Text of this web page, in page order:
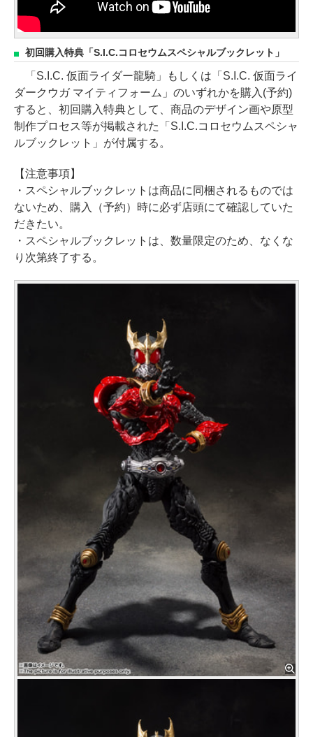
初回購入特典「S.I.C.コロセウムスペシャルブックレット」
「S.I.C. 仮面ライダー龍騎」もしくは「S.I.C. 仮面ライ
ダークウガ マイティフォーム」のいずれかを購入(予約)
すると、初回購入特典として、商品のデザイン画や原型
制作プロセス等が掲載された「S.I.C.コロセウムスペシャ
ルブックレット」が付属する。
【注意事項】
・スペシャルブックレットは商品に同梱されるものでは
ないため、購入（予約）時に必ず店頭にて確認していた
だきたい。
・スペシャルブックレットは、数量限定のため、なくな
り次第終了する。